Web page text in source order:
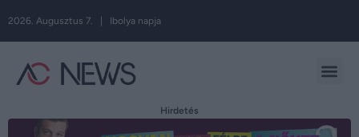
2026. Augusztus 7. | Ibolya napja
Hirdetés